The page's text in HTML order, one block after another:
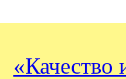
«Качество